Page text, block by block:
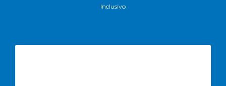
Inclusivo